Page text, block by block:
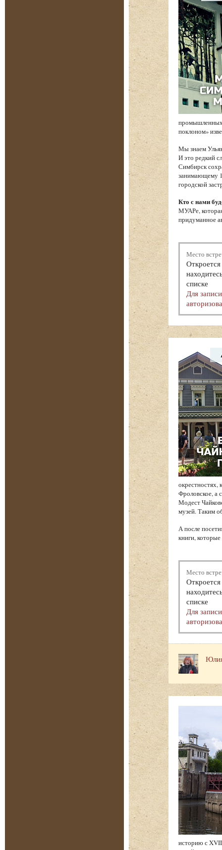
промышленных
поклоном»
Мы знаем
И это редкий
Симбирск
занимающему
городской
Кто с нами
МУАРе,
придуманное
Место
списке
Для
окрестностях,
Фроловское, а
Модест
музей. Таким
А после
книги,
Место
списке
Для
историю с